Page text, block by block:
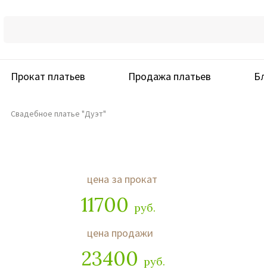
Прокат платьев Продажа платьев
Свадебное платье "Дуэт"
цена за прокат
11700руб.
цена продажи
23400руб.